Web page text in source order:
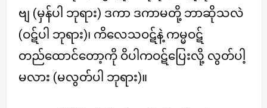
ဗျ (မှန်ပါ ဘုရား) ဒကာ ဒကာမတို့ ဘာဆိုသလဲ
(ဝဋ်ပါ ဘုရား)၊ ကိလေသဝဋ်နဲ့ ကမ္မဝဋ်
တည်ထောင်တော့ကို ဝိပါကဝဋ်ပြေးလို့ လွတ်ပါ့
မလား (မလွတ်ပါ ဘုရား)။